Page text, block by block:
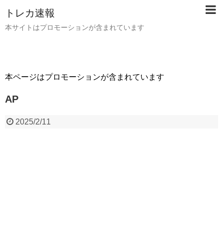
トレカ速報
本サイトはプロモーションが含まれています
本ページはプロモーションが含まれています
AP
2025/2/11